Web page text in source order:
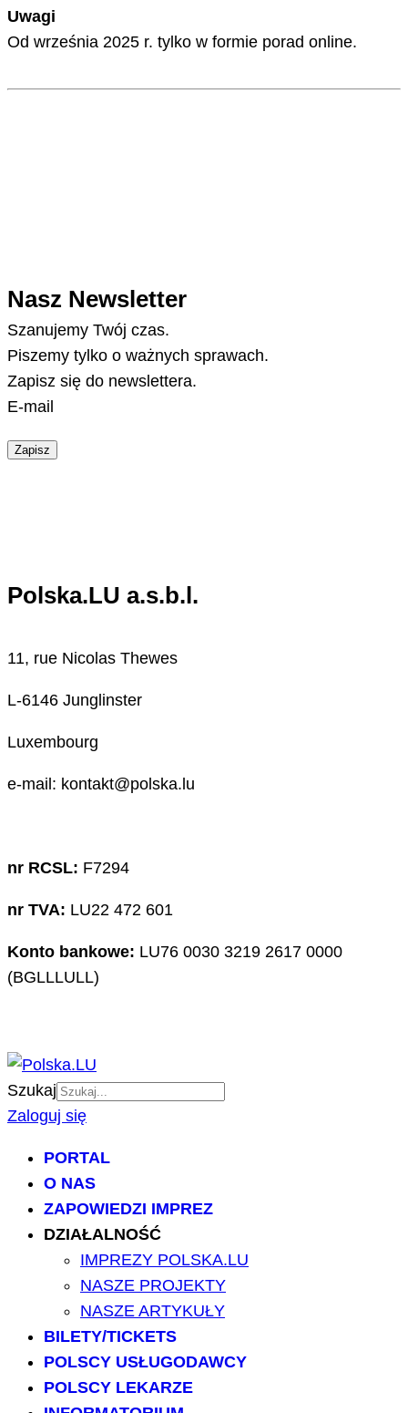
Uwagi
Od września 2025 r. tylko w formie porad online.
Nasz Newsletter
Szanujemy Twój czas.
Piszemy tylko o ważnych sprawach.
Zapisz się do newslettera.
E-mail
Zapisz
Polska.LU a.s.b.l.
11, rue Nicolas Thewes
L-6146 Junglinster
Luxembourg
e-mail: kontakt@polska.lu
nr RCSL: F7294
nr TVA: LU22 472 601
Konto bankowe: LU76 0030 3219 2617 0000
(BGLLLULL)
Szukaj
Zaloguj się
PORTAL
O NAS
ZAPOWIEDZI IMPREZ
DZIAŁALNOŚĆ
IMPREZY POLSKA.LU
NASZE PROJEKTY
NASZE ARTYKUŁY
BILETY/TICKETS
POLSCY USŁUGODAWCY
POLSCY LEKARZE